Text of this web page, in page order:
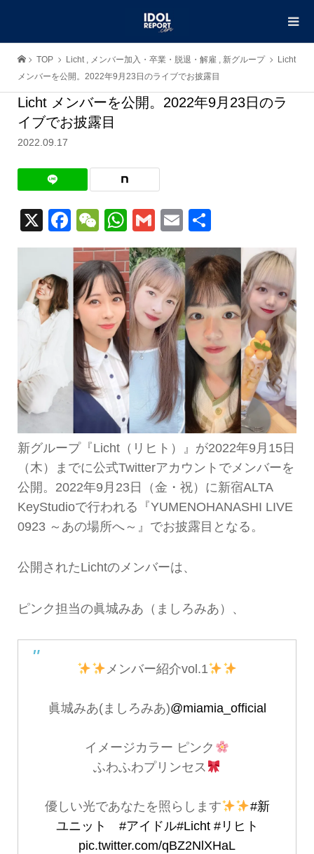
TOP Licht , メンバー加入・卒業・脱退・解雇 , 新グループ
Licht
メンバーを公開。2022年9月23日のライブでお披露目
Licht メンバーを公開。2022年9月23日のラ
イブでお披露目
2022.09.17
X Facebook
WeChat
WhatsApp
GmailEmail
有
新グループ『Licht（リヒト）』が2022年9月15日
（木）までに公式Twitterアカウントでメンバーを
公開。2022年9月23日（金・祝）に新宿ALTA
KeyStudioで行われる『YUMENOHANASHI LIVE
0923 ～あの場所へ～』でお披露目となる。
公開されたLichtのメンバーは、
ピンク担当の眞城みあ（ましろみあ）、
メンバー紹介vol.1
眞城みあ(ましろみあ)@miamia_official
イメージカラー ピンク
ふわふわプリンセス
優しい光であなたを照らします
#新
ユニット
#アイドル#Licht #リヒト
pic.twitter.com/qBZ2NlXHaL